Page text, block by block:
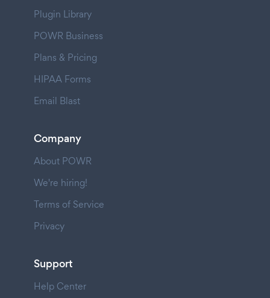
Plugin Library
POWR Business
Plans & Pricing
HIPAA Forms
Email Blast
Company
About POWR
We're hiring!
Terms of Service
Privacy
Support
Help Center